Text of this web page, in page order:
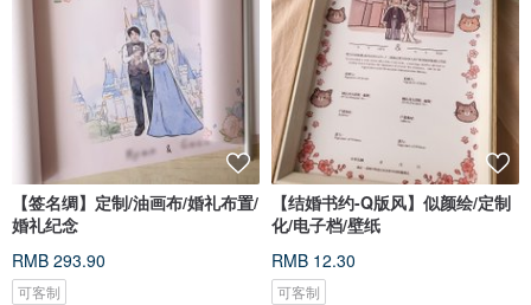
【签名绸】定制/油画布/婚礼布置/
婚礼纪念
RMB 293.90
可客制
【结婚书约-Q版风】似颜绘/定制
化/电子档/壁纸
RMB 12.30
可客制